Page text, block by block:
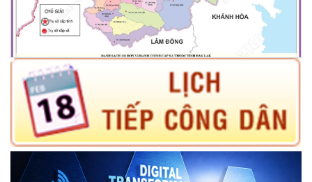
cho phép chuyển mục đích sử dụng đất ông Trần Quang Thế, địa
chỉ thường trú tại: thôn Yên Thành 2, xã Đắk Phơi,
cho phép chuyển mục đích sử dụng đất ông Trần Quang Dương,
địa chỉ thường trú tại: thôn Yên Thành 2, xã Đắk Phơi
(15/05/2026)
cho phép chuyển mục đích sử dụng đất ông Đỗ Quý Đảm và bà
Bùi Thị Thuý, địa chỉ thường trú tại: Thôn 1, xã Liên Sơn Lắk
(15/05/2026)